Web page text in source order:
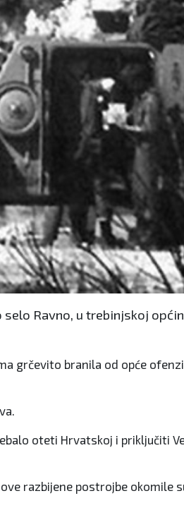
Ravno, u trebinjskoj
grčevito branila od opće
oteti Hrvatskoj i priključiti
razbijene postrojbe okomile